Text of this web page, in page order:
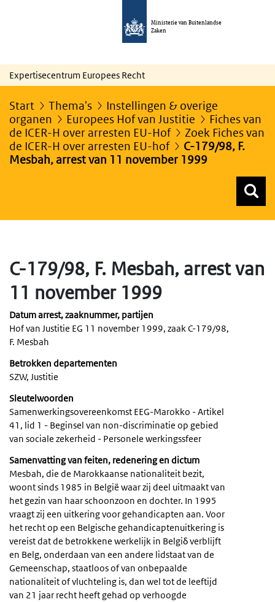
Ministerie van Buitenlandse
Zaken
Expertisecentrum Europees Recht
Start Thema's
Instellingen & overige
organen
Europees Hof van Justitie
Fiches van
de ICER-H over arresten EU-Hof
Zoek Fiches van
de ICER-H over arresten EU-hof
C-179/98, F.
Mesbah, arrest van 11 november 1999
C-179/98, F. Mesbah, arrest van
11 november 1999
Datum arrest, zaaknummer, partijen
Hof van Justitie EG 11 november 1999, zaak C-179/98,
F. Mesbah
Betrokken departementen
SZW, Justitie
Sleutelwoorden
Samenwerkingsovereenkomst EEG-Marokko - Artikel
41, lid 1 - Beginsel van non-discriminatie op gebied
van sociale zekerheid - Personele werkingssfeer
Samenvatting van feiten, redenering en dictum
Mesbah, die de Marokkaanse nationaliteit bezit,
woont sinds 1985 in België waar zij deel uitmaakt van
het gezin van haar schoonzoon en dochter. In 1995
vraagt zij een uitkering voor gehandicapten aan. Voor
het recht op een Belgische gehandicaptenuitkering is
vereist dat de betrokkene werkelijk in Belgiδ verblijft
en Belg, onderdaan van een andere lidstaat van de
Gemeenschap, staatloos of van onbepaalde
nationaliteit of vluchteling is, dan wel tot de leeftijd
van 21 jaar recht heeft gehad op verhoogde